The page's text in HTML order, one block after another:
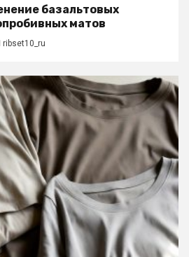
базальтовых
матов
ribset10_ru